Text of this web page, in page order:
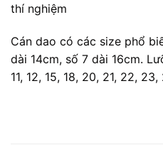
thí nghiệm
Cán dao có các size phổ
dài 14cm, số 7 dài 16cm.
11, 12, 15, 18, 20, 21, 22, 23,